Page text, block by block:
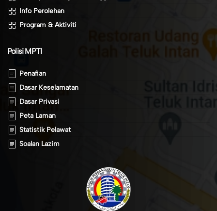
Info Perolehan
Program & Aktiviti
Polisi MPTI
Penafian
Dasar Keselamatan
Dasar Privasi
Peta Laman
Statistik Pelawat
Soalan Lazim